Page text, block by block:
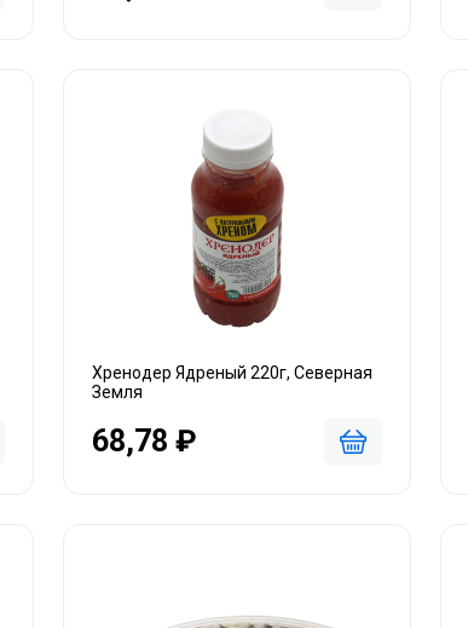
Хренодер Ядреный 220г, Северная
Земля
68,78 ₽